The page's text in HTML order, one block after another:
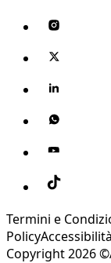
Termini e
PolicyAccessibilità
Copyright 2026